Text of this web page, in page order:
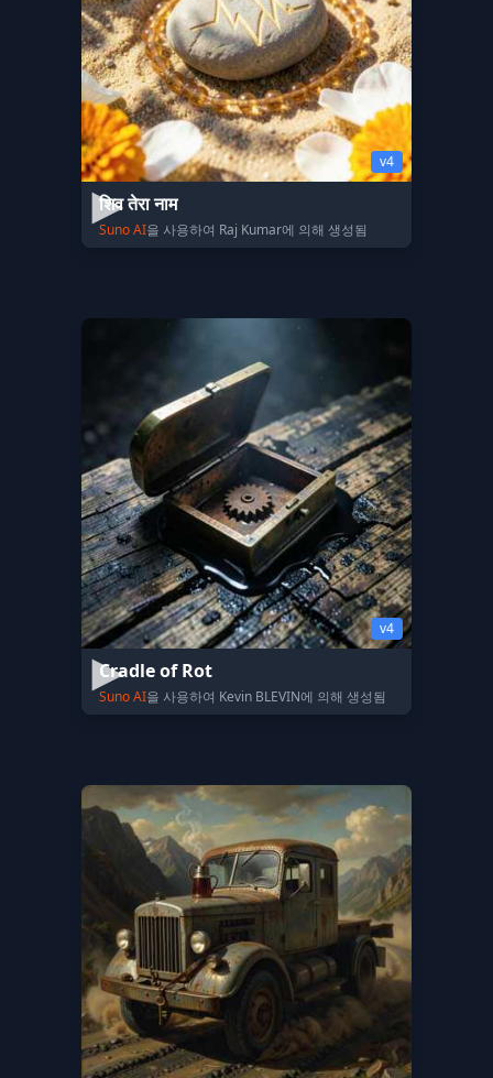
v4
शिव तेरा नाम
Suno AI을 사용하여 Raj Kumar에 의해 생성됨
v4
Cradle of Rot
Suno AI을 사용하여 Kevin BLEVIN에 의해 생성됨